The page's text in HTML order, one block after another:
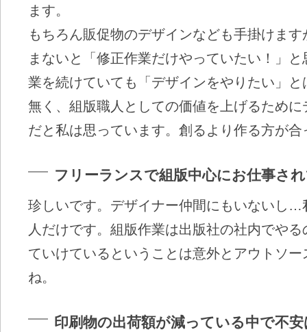
ます。
もちろん販促物のデザインなども手掛けま
まないと「修正作業だけやっていたい！」
業を続けていても「デザインをやりたい」
無く、組版職人としての価値を上げるため
だと私は思っています。創るより作る方が
フリーランスで組版中心にお仕事さ
珍しいです。デザイナー仲間にもいないし…
人だけです。組版作業は出版社の社内でや
ていけているということは意外とアウトソ
ね。
印刷物の出荷額が減っている中で不